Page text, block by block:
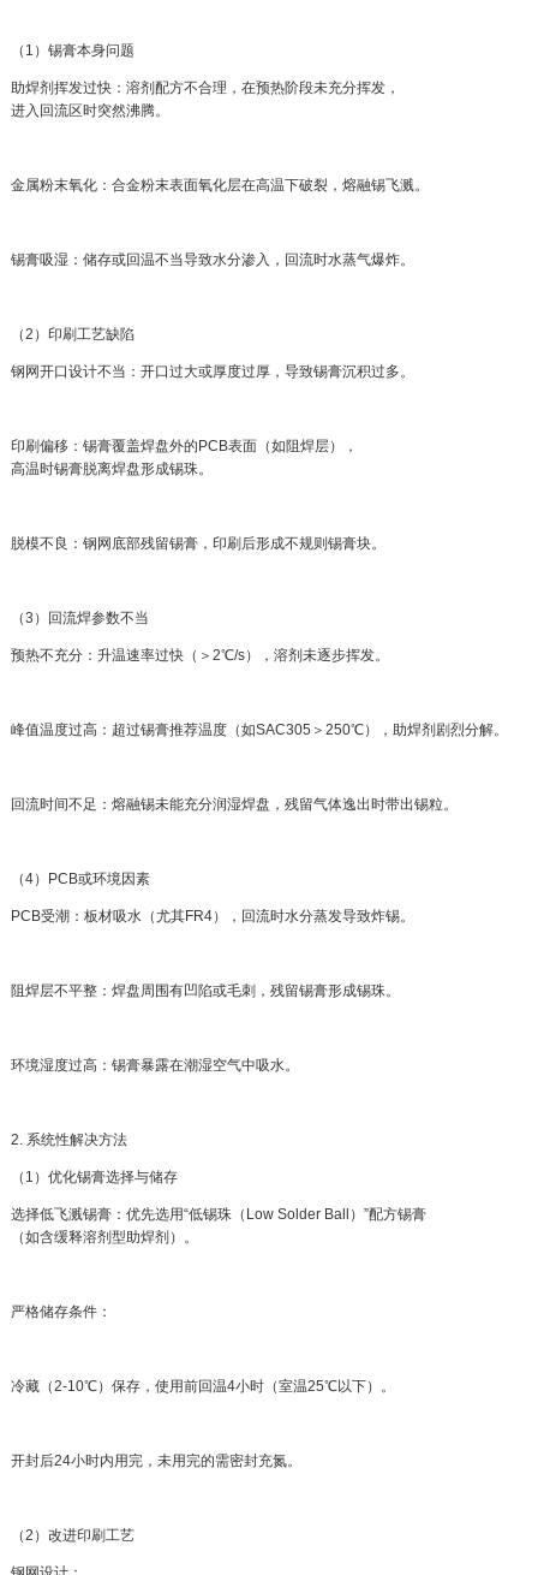
（1）锡膏本身问题
助焊剂挥发过快：溶剂配方不合理，在预热阶段未充分挥发，
进入回流区时突然沸腾。
金属粉末氧化：合金粉末表面氧化层在高温下破裂，熔融锡飞溅。
锡膏吸湿：储存或回温不当导致水分渗入，回流时水蒸气爆炸。
（2）印刷工艺缺陷
钢网开口设计不当：开口过大或厚度过厚，导致锡膏沉积过多。
印刷偏移：锡膏覆盖焊盘外的PCB表面（如阻焊层），
高温时锡膏脱离焊盘形成锡珠。
脱模不良：钢网底部残留锡膏，印刷后形成不规则锡膏块。
（3）回流焊参数不当
预热不充分：升温速率过快（＞2℃/s），溶剂未逐步挥发。
峰值温度过高：超过锡膏推荐温度（如SAC305＞250℃），助焊剂剧烈分解。
回流时间不足：熔融锡未能充分润湿焊盘，残留气体逸出时带出锡粒。
（4）PCB或环境因素
PCB受潮：板材吸水（尤其FR4），回流时水分蒸发导致炸锡。
阻焊层不平整：焊盘周围有凹陷或毛刺，残留锡膏形成锡珠。
环境湿度过高：锡膏暴露在潮湿空气中吸水。
2. 系统性解决方法
（1）优化锡膏选择与储存
选择低飞溅锡膏：优先选用“低锡珠（Low Solder Ball）”配方锡膏
（如含缓释溶剂型助焊剂）。
严格储存条件：
冷藏（2-10℃）保存，使用前回温4小时（室温25℃以下）。
开封后24小时内用完，未用完的需密封充氮。
（2）改进印刷工艺